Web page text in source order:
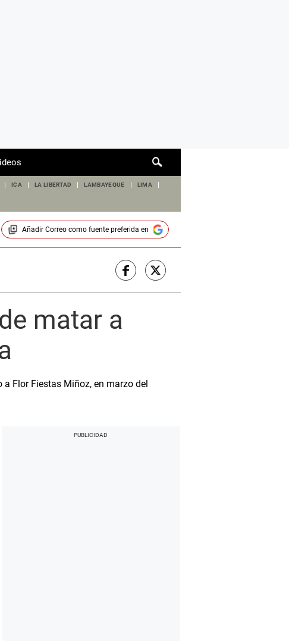
de
ICA LA LIBERTAD LAMBAYEQUE LIMA
Añadir Correocomo fuente preferida en
matar a
Flor Fiestas Miñoz, en marzo del